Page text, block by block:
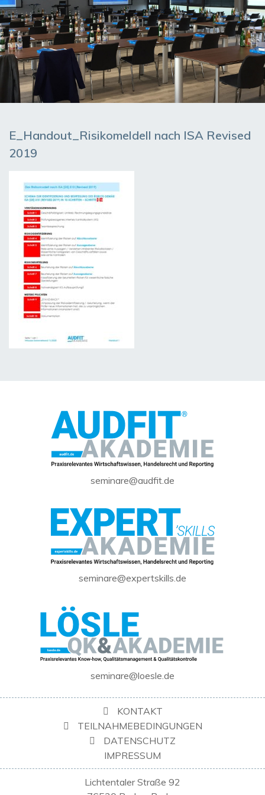
E_Handout_Risikomeldell nach ISA Revised
2019
seminare@audfit.de
seminare@expertskills.de
seminare@loesle.de
KONTAKT
TEILNAHMEBEDINGUNGEN
DATENSCHUTZ
IMPRESSUM
Lichtentaler Straße 92